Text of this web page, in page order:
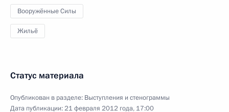
Вооружённые Силы
Жильё
Статус материала
Опубликован в разделе: Выступления и стенограммы
Дата публикации:21 февраля 2012 года, 17:00